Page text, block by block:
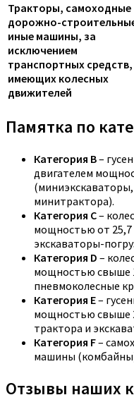
Тракторы, самоходные
дорожно-
иные машины, за
исключением
транспортных средств,
имеющих колесных
движителей
Памятка по
Категория B–
двигателем
минитрактора).
Категория C–
мощностью от 25,7
экскаваторы-
Категория D –
мощностью свыше
пневмоколесные
Категория E–
мощностью свыше
трактора и
Категория F–
машины
Отзывы наших